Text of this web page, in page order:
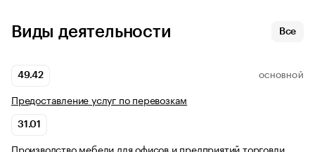
Виды деятельности Все
49.42 ОСНОВНОЙ
Предоставление услуг по перевозкам
31.01
Производство мебели для офисов и предприятий торговли